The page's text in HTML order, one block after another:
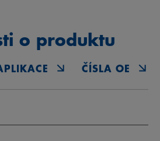
o produktu
ČÍSLA OE